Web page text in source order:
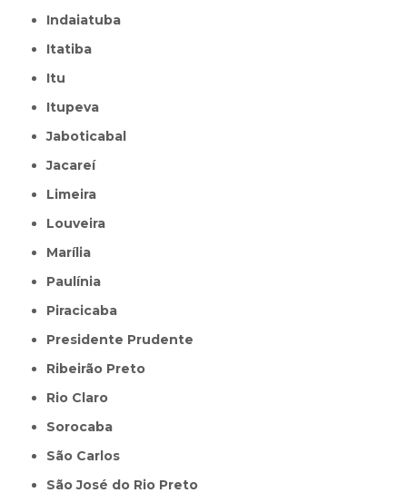
Indaiatuba
Itatiba
Itu
Itupeva
Jaboticabal
Jacareí
Limeira
Louveira
Marília
Paulínia
Piracicaba
Presidente Prudente
Ribeirão Preto
Rio Claro
Sorocaba
São Carlos
São José do Rio Preto